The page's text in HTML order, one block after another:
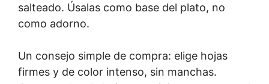
salteado. Úsalas como base del plato, no
como adorno.
Un consejo simple de compra: elige hojas
firmes y de color intenso, sin manchas.